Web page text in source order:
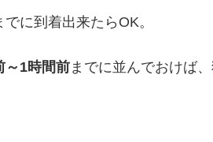
でに到着出来たらOK。
～1時間前までに並んでおけば